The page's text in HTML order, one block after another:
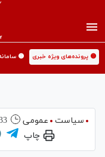
🟡 پرونده‌های ویژه خبری 🟡
سیاست عمومی
چاپ